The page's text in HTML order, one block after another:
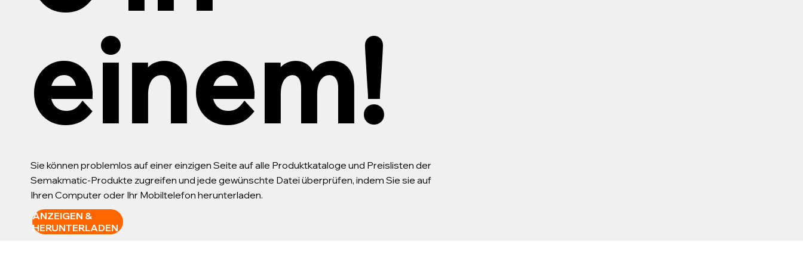
einem!
Sie können problemlos auf einer einzigen Seite auf alle Produktkataloge und Preislisten der
Semakmatic-Produkte zugreifen und jede gewünschte Datei überprüfen, indem Sie sie auf
Ihren Computer oder Ihr Mobiltelefon herunterladen.
ANZEIGEN &
HERUNTERLADEN